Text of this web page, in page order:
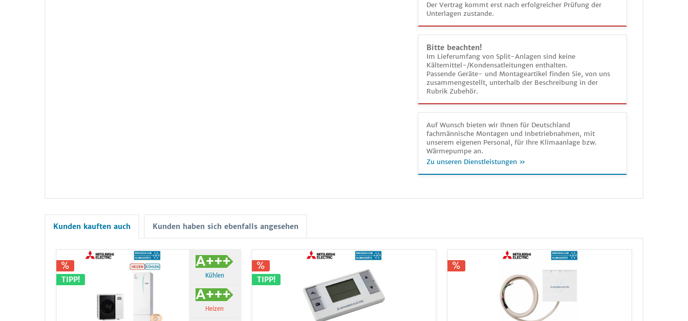
Der Vertrag kommt erst nach erfolgreicher Prüfung der
Unterlagen zustande.
Bitte beachten!
Im Lieferumfang von Split-Anlagen sind keine
Kältemittel-/Kondensatleitungen enthalten.
Passende Geräte- und Montageartikel finden Sie, von uns
zusammengestellt, unterhalb der Beschreibung in der
Rubrik Zubehör.
Auf Wunsch bieten wir Ihnen für Deutschland
fachmännische Montagen und Inbetriebnahmen, mit
unserem eigenen Personal, für Ihre Klimaanlage bzw.
Wärmepumpe an.
Zu unseren Dienstleistungen »
Kunden kauften auch Kunden haben sich ebenfalls angesehen
TIPP! Kühlen
Heizen
TIPP!